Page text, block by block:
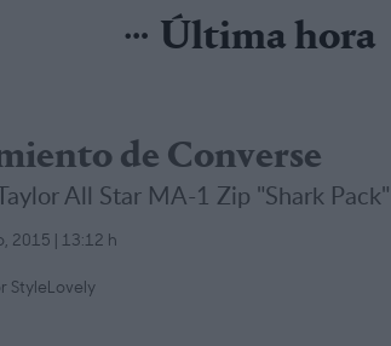
Última hora
de Converse
All Star MA-1 Zip "Shark Pack"
2015 | 13:12 h
StyleLovely